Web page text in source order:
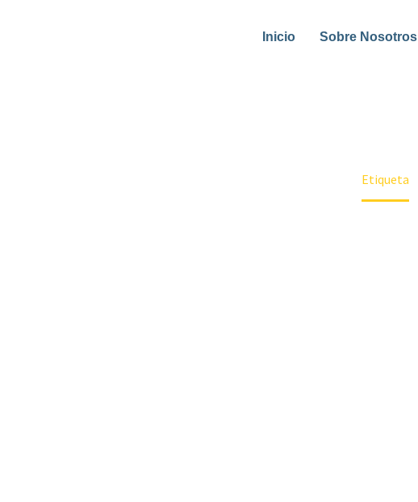
Inicio Sobre Nosotros
Etiqueta